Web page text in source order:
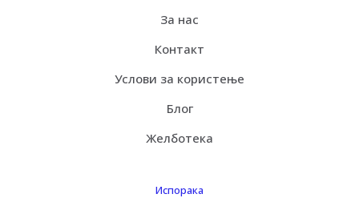
За нас
Контакт
Услови за користење
Блог
Желботека
Испорака